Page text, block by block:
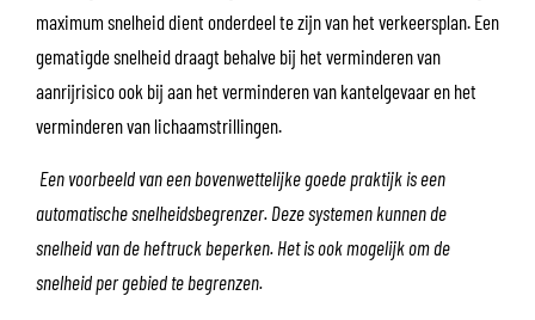
maximum snelheid dient onderdeel te zijn van het verkeersplan. Een
gematigde snelheid draagt behalve bij het verminderen van
aanrijrisico ook bij aan het verminderen van kantelgevaar en het
verminderen van lichaamstrillingen.
Een voorbeeld van een bovenwettelijke goede praktijk is een
automatische snelheidsbegrenzer. Deze systemen kunnen de
snelheid van de heftruck beperken. Het is ook mogelijk om de
snelheid per gebied te begrenzen.